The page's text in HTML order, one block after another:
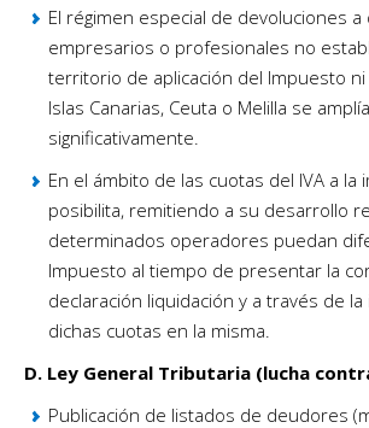
El régimen especial de devoluciones
empresarios o profesionales no
territorio de aplicación del Impuesto ni
Islas Canarias, Ceuta o Melilla se amplía
significativamente.
En el ámbito de las cuotas del IVA a la
posibilita, remitiendo a su desarrollo
determinados operadores puedan
Impuesto al tiempo de presentar la
declaración liquidación y a través de
dichas cuotas en la misma.
D. Ley General Tributaria (lucha
Publicación de listados de deudores